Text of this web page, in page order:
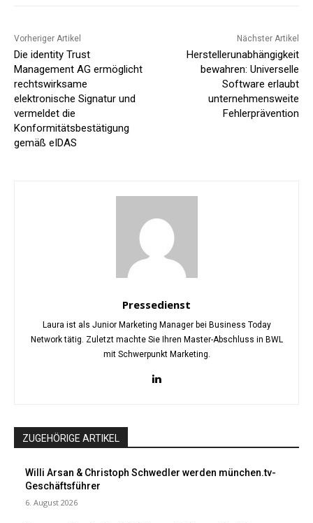
Vorheriger Artikel
Die identity Trust
Management AG ermöglicht
rechtswirksame
elektronische Signatur und
vermeldet die
Konformitätsbestätigung
gemäß eIDAS
Nächster Artikel
Herstellerunabhängigkeit
bewahren: Universelle
Software erlaubt
unternehmensweite
Fehlerprävention
Pressedienst
Laura ist als Junior Marketing Manager bei Business Today
Network tätig. Zuletzt machte Sie Ihren Master-Abschluss in BWL
mit Schwerpunkt Marketing.
ZUGEHÖRIGE ARTIKEL
Willi Arsan & Christoph Schwedler werden münchen.tv-
Geschäftsführer
6. August 2026